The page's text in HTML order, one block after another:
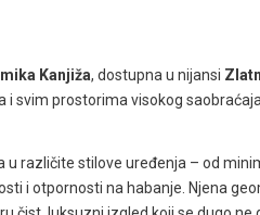
Kanjiža, dostupna u nijansi
svim prostorima visokog
različite stilove uređenja – od
i otpornosti na habanje. Njena